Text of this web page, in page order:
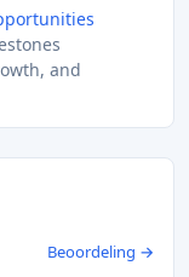
and
Beoordeling →